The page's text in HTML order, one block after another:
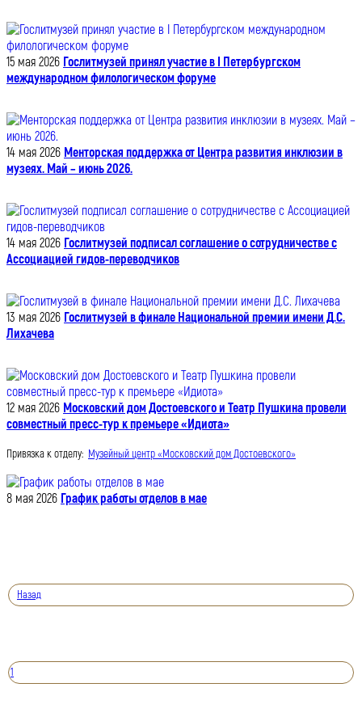
15 мая 2026 Гослитмузей принял участие в I Петербургском
международном филологическом форуме
14 мая 2026 Менторская поддержка от Центра развития инклюзии в
музеях. Май – июнь 2026.
14 мая 2026 Гослитмузей подписал соглашение о сотрудничестве с
Ассоциацией гидов-переводчиков
13 мая 2026 Гослитмузей в финале Национальной премии имени Д.С.
Лихачева
12 мая 2026 Московский дом Достоевского и Театр Пушкина провели
совместный пресс-тур к премьере «Идиота»
Привязка к отделу: Музейный центр «Московский дом Достоевского»
8 мая 2026 График работы отделов в мае
Назад
1